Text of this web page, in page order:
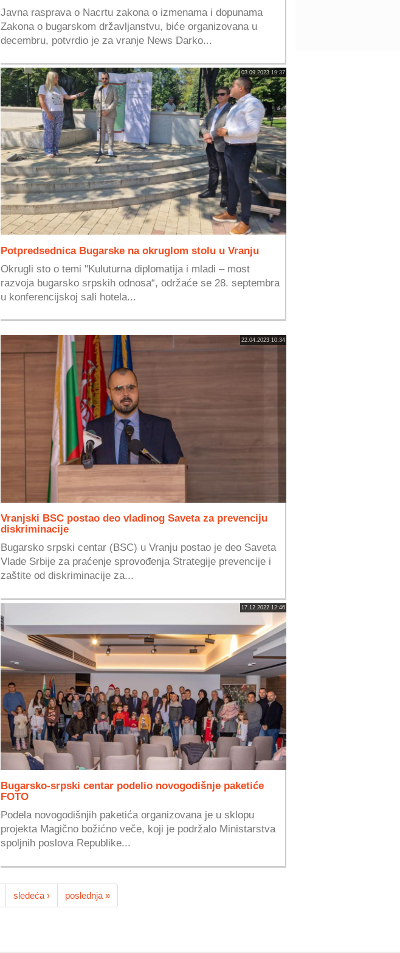
Javna rasprava o Nacrtu zakona o izmenama i dopunama
Zakona o bugarskom državljanstvu, biće organizovana u
decembru, potvrdio je za vranje News Darko...
03.09.2023 19:37
Potpredsednica Bugarske na okruglom stolu u Vranju
Okrugli sto o temi "Kuluturna diplomatija i mladi – most
razvoja bugarsko srpskih odnosa“, održaće se 28. septembra
u konferencijskoj sali hotela...
22.04.2023 10:34
Vranjski BSC postao deo vladinog Saveta za prevenciju
diskriminacije
Bugarsko srpski centar (BSC) u Vranju postao je deo Saveta
Vlade Srbije za praćenje sprovođenja Strategije prevencije i
zaštite od diskriminacije za...
17.12.2022 12:46
Bugarsko-srpski centar podelio novogodišnje paketiće
FOTO
Podela novogodišnjih paketića organizovana je u sklopu
projekta Magično božićno veče, koji je podržalo Ministarstva
spoljnih poslova Republike...
sledeća › poslednja »